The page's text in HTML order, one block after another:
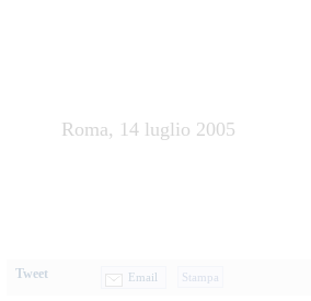
Roma, 14 luglio 2005
Tweet Email